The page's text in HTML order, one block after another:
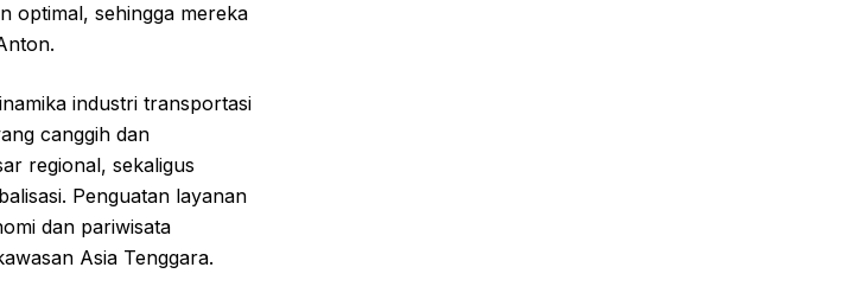
optimal, sehingga mereka
industri transportasi
canggih dan
regional, sekaligus
Penguatan layanan
dan pariwisata
Asia Tenggara.